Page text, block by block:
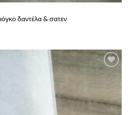
δαντέλα & σατεν